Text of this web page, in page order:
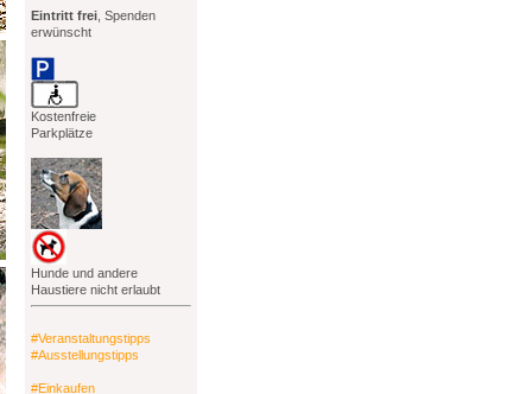
Eintritt frei , Spenden
erwünscht
Kostenfreie
Parkplätze
Hunde und andere
Haustiere nicht erlaubt
#Veranstaltungstipps
#Ausstellungstipps
#Einkaufen